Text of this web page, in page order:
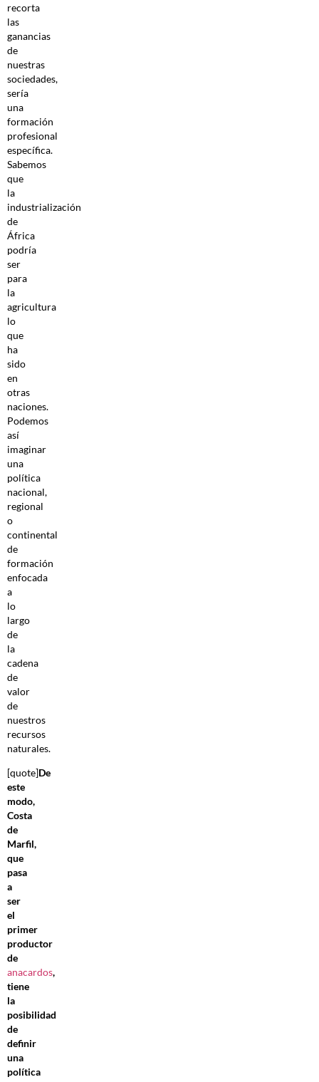
recorta
las
ganancias
de
nuestras
sociedades,
sería
una
formación
profesional
específica.
Sabemos
que
la
industrialización
de
África
podría
ser
para
la
agricultura
lo
que
ha
sido
en
otras
naciones.
Podemos
así
imaginar
una
política
nacional,
regional
o
continental
de
formación
enfocada
a
lo
largo
de
la
cadena
de
valor
de
nuestros
recursos
naturales.
[quote]De
este
modo,
Costa
de
Marfil,
que
pasa
a
ser
el
primer
productor
de
anacardos,
tiene
la
posibilidad
de
definir
una
política